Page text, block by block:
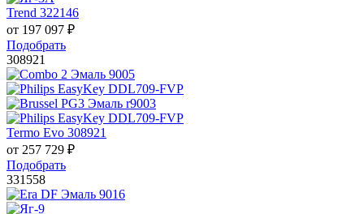
Trend 322146
от 197 097 ₽
Подобрать
308921
Termo Evo 308921
от 257 729 ₽
Подобрать
331558